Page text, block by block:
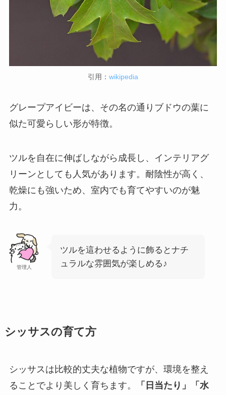
引用： wikipedia
グレープアイビーは、その名の通りブドウの葉に
似た可愛らしい形が特徴。
ツルを自在に伸ばしながら成長し、インテリアグ
リーンとしても人気があります。耐陰性が高く、
乾燥にも強いため、室内でも育てやすいのが魅
力。
管理人
ツルを這わせるように飾るとナチ
ュラルな雰囲気が楽しめる♪
シッサスの育て方
シッサスは比較的丈夫な植物ですが、環境を整え
ることでより美しく育ちます。
「日当たり」「水